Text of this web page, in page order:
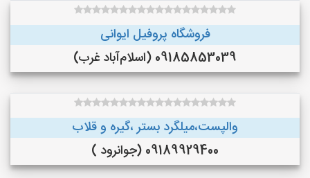
فروشگاه پروفیل ایوانی
09185853039 (اسلام‌آباد غرب)
والپست،میلگرد بستر ،گیره و قلاب
09189929400 (جوانرود )